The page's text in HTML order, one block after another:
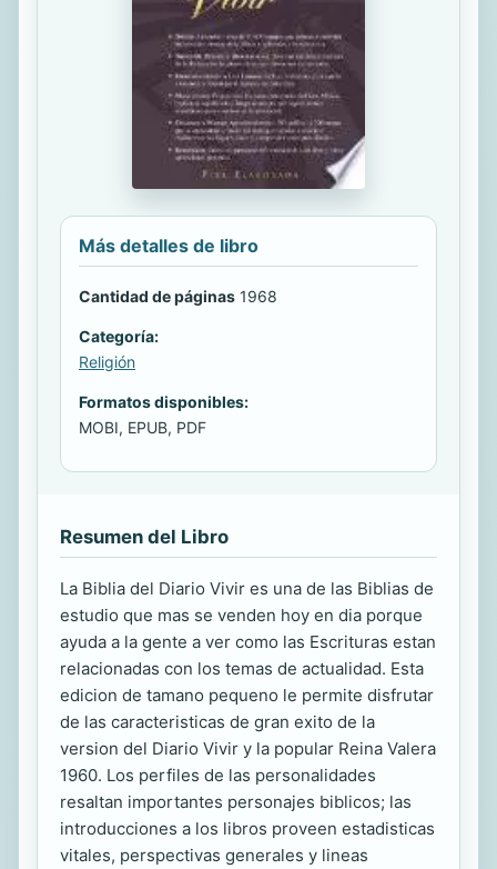
Más detalles de libro
Cantidad de páginas 1968
Categoría:
Religión
Formatos disponibles:
MOBI, EPUB, PDF
Resumen del Libro
La Biblia del Diario Vivir es una de las Biblias de
estudio que mas se venden hoy en dia porque
ayuda a la gente a ver como las Escrituras estan
relacionadas con los temas de actualidad. Esta
edicion de tamano pequeno le permite disfrutar
de las caracteristicas de gran exito de la
version del Diario Vivir y la popular Reina Valera
1960. Los perfiles de las personalidades
resaltan importantes personajes biblicos; las
introducciones a los libros proveen estadisticas
vitales, perspectivas generales y lineas